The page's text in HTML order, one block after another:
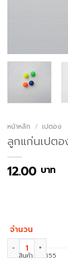
หน้าหลัก / เปตอง
ลูกแก่นเปต
12.00 บาท
จำนวน
จำนวน ลูกแก่นเป
รหัสสินค้า:NS555